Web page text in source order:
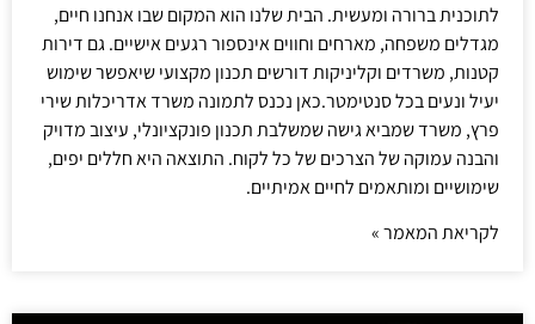
לתוכנית ברורה ומעשית. הבית שלנו הוא המקום שבו אנחנו חיים,
מגדלים משפחה, מארחים וחווים אינספור רגעים אישיים. גם דירות
קטנות, משרדים וקליניקות דורשים תכנון מקצועי שיאפשר שימוש
יעיל ונעים בכל סנטימטר.כאן נכנס לתמונה משרד אדריכלות שירי
פרץ, משרד שמביא גישה שמשלבת תכנון פונקציונלי, עיצוב מדויק
והבנה עמוקה של הצרכים של כל לקוח. התוצאה היא חללים יפים,
שימושיים ומותאמים לחיים אמיתיים.
לקריאת המאמר »